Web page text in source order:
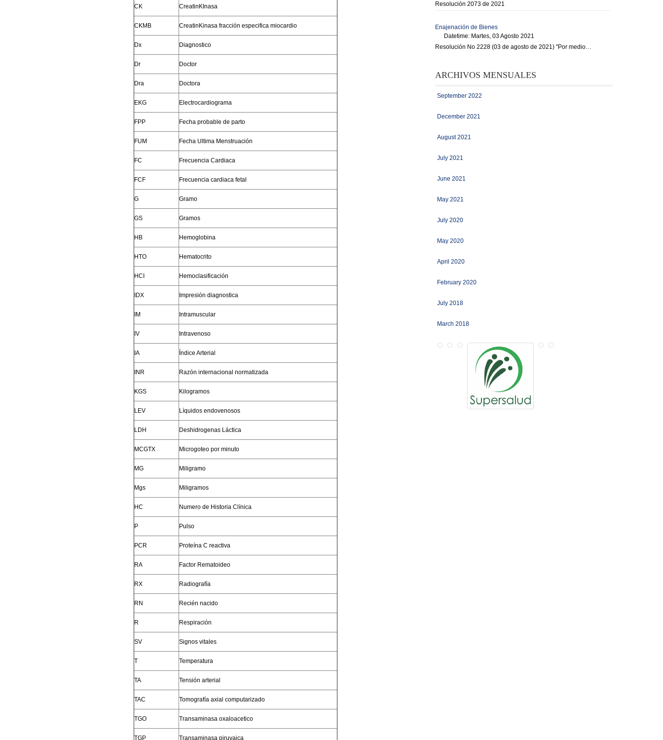
CK CreatinKInasa
CKMB CreatinKinasa fracción especifica miocardio
Dx Diagnostico
Dr Doctor
Dra Doctora
EKG Electrocardiograma
FPP Fecha probable de parto
FUM Fecha Ultima Menstruación
FC Frecuencia Cardiaca
FCF Frecuencia cardiaca fetal
G Gramo
GS Gramos
HB Hemoglobina
HTO Hematocrito
HCI Hemoclasificación
IDX Impresión diagnostica
IM Intramuscular
IV Intravenoso
IA Índice Arterial
INR Razón internacional normatizada
KGS Kilogramos
LEV Líquidos endovenosos
LDH Deshidrogenas Láctica
MCGTX Microgoteo por minuto
MG Miligramo
Mgs Miligramos
HC Numero de Historia Clínica
P Pulso
PCR Proteína C reactiva
RA Factor Rematoideo
RX Radiografía
RN Recién nacido
R Respiración
SV Signos vitales
T Temperatura
TA Tensión arterial
TAC Tomografía axial computarizado
TGO Transaminasa oxaloacetico
TGP Transaminasa piruvaica
Resolución 2073 de 2021
Enajenación de Bienes
Datetime: Martes, 03 Agosto 2021
Resolución No 2228 (03 de agosto de 2021) "Por medio…
ARCHIVOS MENSUALES
September 2022
December 2021
August 2021
July 2021
June 2021
May 2021
July 2020
May 2020
April 2020
February 2020
July 2018
March 2018